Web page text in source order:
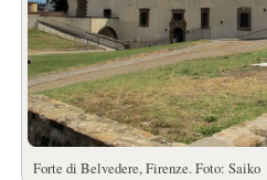
Forte di Belvedere, Firenze. Foto: Saiko